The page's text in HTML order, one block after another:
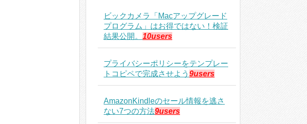
ビックカメラ「Macアップグレード
プログラム」はお得ではない！検証
結果公開。 10users
プライバシーポリシーをテンプレー
トコピペで完成させよう 9users
AmazonKindleのセール情報を逃さ
ない7つの方法9users